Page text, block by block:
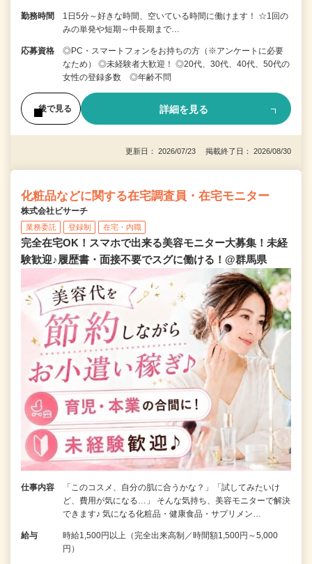
勤務時間
1日5分～好きな時間、空いている時間に働けます！ ☆1回の
みの単発や短期～中長期まで…
応募資格
◎PC・スマートフォンをお持ちの方（※アンケートに必要
なため） ◎未経験者大歓迎！ ◎20代、30代、40代、50代の
女性の登録多数 ◎年齢不問
後で見る 詳細を見る
更新日： 2026/07/23 掲載終了日： 2026/08/30
化粧品などに関する在宅調査員・在宅モニター
株式会社ビサーチ
業務委託 登録制 在宅・内職
完全在宅OK！スマホで出来る美容モニター大募集！未経
験歓迎♪履歴書・面接不要でスグに働ける！@群馬県
仕事内容
「このコスメ、自分の肌に合うかな？」「試してみたいけ
ど、費用が気になる…」 そんな気持ち、美容モニターで解決
できます♪ 気になる化粧品・健康食品・サプリメン…
給与
時給1,500円以上（完全出来高制／時間額1,500円～5,000
円）